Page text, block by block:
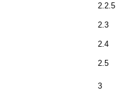
2.2.5
2.3
2.4
2.5
3